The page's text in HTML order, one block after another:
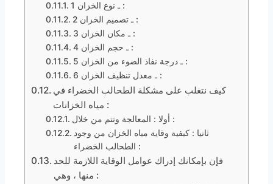
1 ـ نوع الخزان :
2 ـ تصميم الخزان :
3 ـ مكان الخزان :
4 ـ حجم الخزان :
5 ـ درجة نفاذ الضوء من الخزان :
6 ـ معدل تنظيف الخزان :
كيف نتغلب على مشكلة الطحالب الخضراء في
مياه الخزانات :
أولا : المعالجة وتتم من خلال :
ثانيا : كيفية وقاية مياه الخزان من وجود
الطحالب الخضراء :
فإن بإمكانك إدراك عوامل الوقاية اللازمة للحد
منها ، وهي :